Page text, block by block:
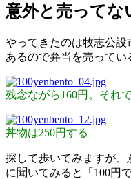
意外と売ってな
やってきたのは牧志公
あるので弁当を売ってい
残念ながら160円。それ
丼物は250円する
探して歩いてみますが、
に聞いてみると「100円